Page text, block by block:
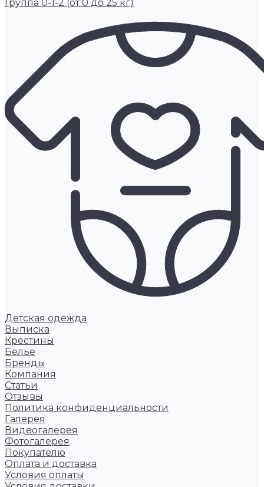
Группа 0-1-2 (от 0 до 25 кг)
Детская одежда
Выписка
Крестины
Белье
Бренды
Компания
Статьи
Отзывы
Политика конфиденциальности
Галерея
Видеогалерея
Фотогалерея
Покупателю
Оплата и доставка
Условия оплаты